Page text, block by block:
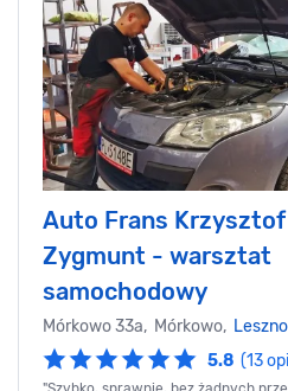
Auto Frans Krzysztof
Zygmunt - warsztat
samochodowy
Mórkowo 33a, Mórkowo, Leszno
5.8 (13